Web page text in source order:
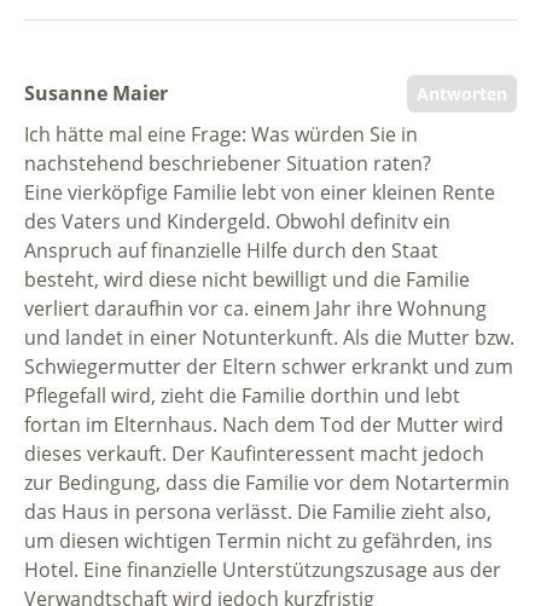
Antworten
Susanne Maier
Ich hätte mal eine Frage: Was würden Sie in
nachstehend beschriebener Situation raten?
Eine vierköpfige Familie lebt von einer kleinen Rente
des Vaters und Kindergeld. Obwohl definitv ein
Anspruch auf finanzielle Hilfe durch den Staat
besteht, wird diese nicht bewilligt und die Familie
verliert daraufhin vor ca. einem Jahr ihre Wohnung
und landet in einer Notunterkunft. Als die Mutter bzw.
Schwiegermutter der Eltern schwer erkrankt und zum
Pflegefall wird, zieht die Familie dorthin und lebt
fortan im Elternhaus. Nach dem Tod der Mutter wird
dieses verkauft. Der Kaufinteressent macht jedoch
zur Bedingung, dass die Familie vor dem Notartermin
das Haus in persona verlässt. Die Familie zieht also,
um diesen wichtigen Termin nicht zu gefährden, ins
Hotel. Eine finanzielle Unterstützungszusage aus der
Verwandtschaft wird jedoch kurzfristig